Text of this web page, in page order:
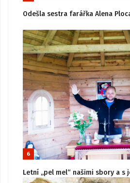
Odešla sestra farářka Alena
6
Letní „pel mel“ našimi sbory a s